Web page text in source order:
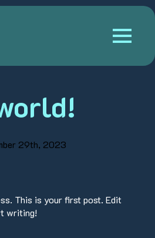
29th, 2023
This is your first post. Edit
writing!